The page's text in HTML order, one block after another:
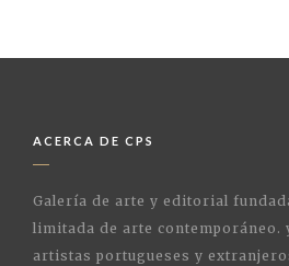
ACERCA DE CPS
Galería de arte y editorial
limitada de arte contemporáneo.
artistas portugueses y